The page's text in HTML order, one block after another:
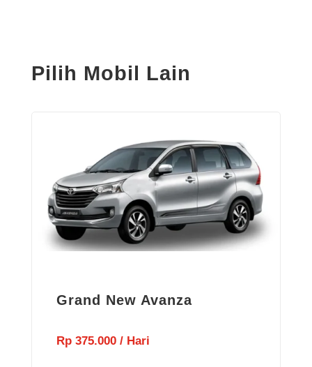
Pilih Mobil Lain
Grand New Avanza
Rp 375.000 / Hari